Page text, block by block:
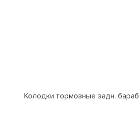
Колодки тормозные задн.